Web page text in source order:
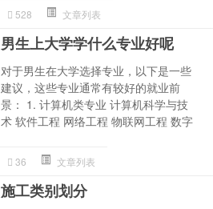
528 文章列表
男生上大学学什么专业好呢
对于男生在大学选择专业，以下是一些
建议，这些专业通常有较好的就业前
景： 1. 计算机类专业 计算机科学与技
术 软件工程 网络工程 物联网工程 数字
36 文章列表
施工类别划分